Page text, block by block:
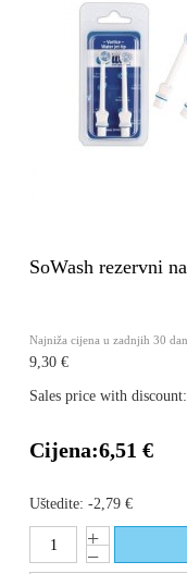
SoWash rezervni
Najniža cijena u zadnjih 30
9,30 €
Sales price with discount:
Cijena:6,51 €
Uštedite: -2,79 €